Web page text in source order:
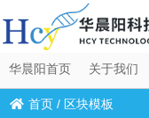
华晨阳首页 关于我们
首页 / 区块模板